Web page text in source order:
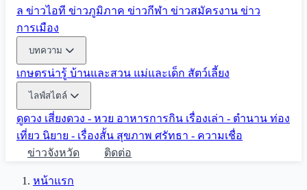
ล ข่าวไอที ข่าวภูมิภาค ข่าวกีฬา ข่าวสมัครงาน ข่าว
การเมือง
บทความ
เกษตรน่ารู้ บ้านและสวน แม่และเด็ก สัตว์เลี้ยง
ไลฟ์สไตล์
ดูดวง เสี่ยงดวง - หวย อาหารการกิน เรื่องเล่า - ตำนาน ท่อง
เที่ยว นิยาย - เรื่องสั้น สุขภาพ ศรัทธา - ความเชื่อ
ข่าวจังหวัด
ติดต่อ
หน้าแรก